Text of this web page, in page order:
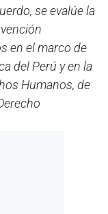
se evalúe la
en el marco de
del Perú y en la
Humanos, de